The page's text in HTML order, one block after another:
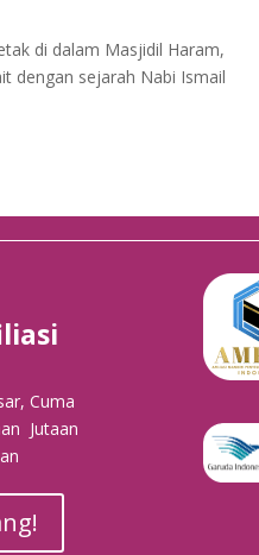
di dalam Masjidil Haram,
dengan sejarah Nabi Ismail
Cuma
Jutaan